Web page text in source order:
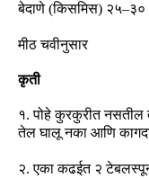
बेदाणे (किसमिस) २५–३०
मीठ चवीनुसार
कृती
१.पोहे कुरकुरीत नसतील
तेल घालू नका आणि
२.एका कढईत २